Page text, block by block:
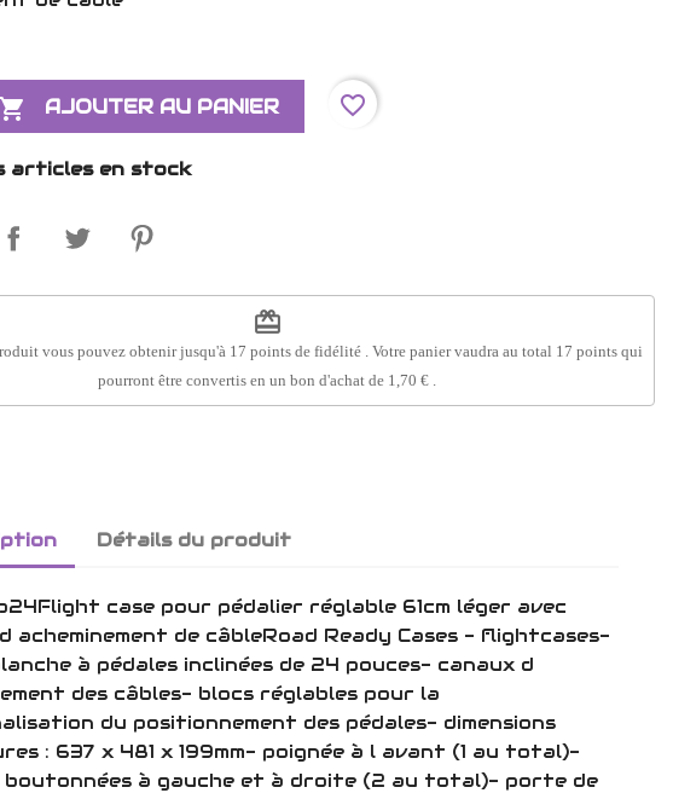
 AJOUTER AU PANIER favorite_border
articles en stock
redeem
vous pouvez obtenir jusqu'à 17 points de fidélité . Votre panier vaudra au total 17 points qui
pourront être convertis en un bon d'achat de 1,70 €
Détails du produit
case pour pédalier réglable 61cm léger avec
acheminement de câbleRoad Ready Cases - flightcases-
à pédales inclinées de 24 pouces- canaux d
des câbles- blocs réglables pour la
du positionnement des pédales- dimensions
: 637 x 481 x 199mm- poignée à l avant (1 au total)-
boutonnées à gauche et à droite (2 au total)- porte de